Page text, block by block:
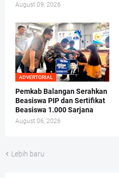
August 09, 2026
ADVERTORIAL
Pemkab Balangan Serahkan
Beasiswa PIP dan Sertifikat
Beasiswa 1.000 Sarjana
August 06, 2026
Lebih baru